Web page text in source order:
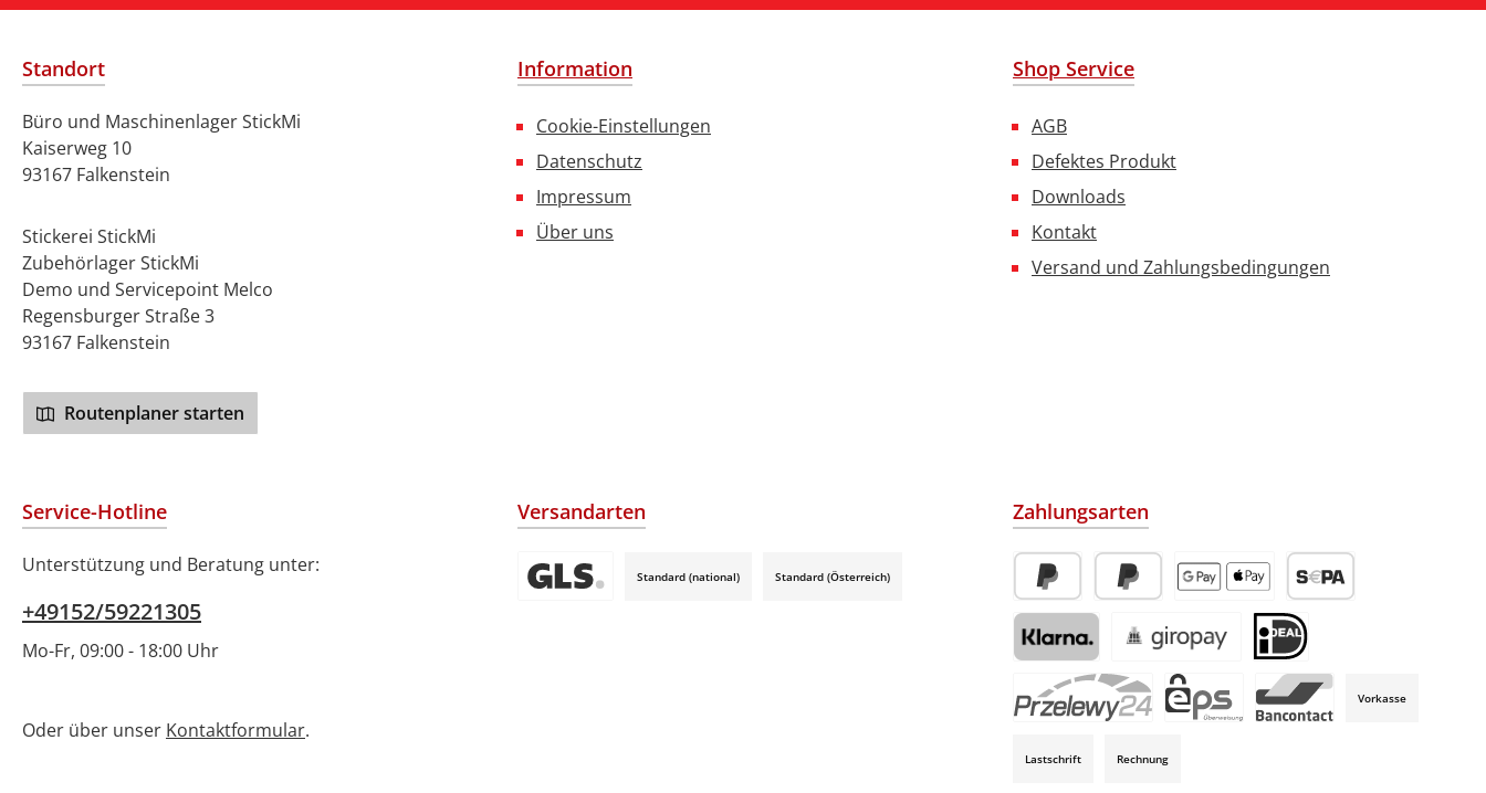
Standort
Büro und Maschinenlager StickMi
Kaiserweg 10
93167 Falkenstein
Stickerei StickMi
Zubehörlager StickMi
Demo und Servicepoint Melco
Regensburger Straße 3
93167 Falkenstein
Routenplaner starten
Information
Cookie-Einstellungen
Datenschutz
Impressum
Über uns
Shop Service
AGB
Defektes Produkt
Downloads
Kontakt
Versand und Zahlungsbedingungen
Service-Hotline
Unterstützung und Beratung unter:
+49152/59221305
Mo-Fr, 09:00 - 18:00 Uhr
Oder über unser Kontaktformular.
Versandarten
Standard (national) Standard (Österreich)
Zahlungsarten
PayPal Später BezahlenApple Pay / Google Pay (via Stripe)
SEPA-Lastschrift (via
Klarna (via Stripe)Giropay (via Stripe) iDeal (via Stripe)
Vorkasse
Lastschrift Rechnung